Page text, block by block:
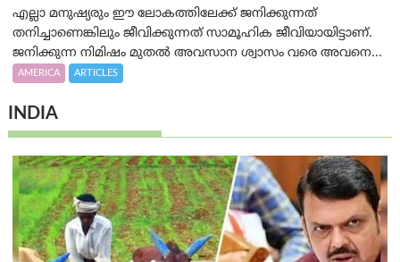
എല്ലാ മനുഷ്യരും ഈ ലോകത്തിലേക്ക് ജനിക്കുന്നത്
തനിച്ചാണെങ്കിലും ജീവിക്കുന്നത് സാമൂഹിക ജീവിയായിട്ടാണ്.
ജനിക്കുന്ന നിമിഷം മുതൽ അവസാന ശ്വാസം വരെ അവനെ...
AMERICA ARTICLES
INDIA